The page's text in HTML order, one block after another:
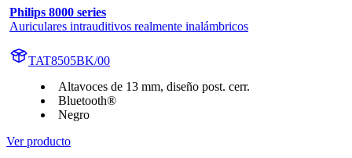
Philips 8000 series
Auriculares intrauditivos realmente inalámbricos
TAT8505BK/00
Altavoces de 13 mm, diseño post. cerr.
Bluetooth®
Negro
Ver producto